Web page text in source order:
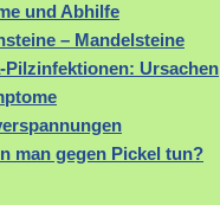
und Abhilfe
– Mandelsteine
Pilzinfektionen: Ursachen
man gegen Pickel tun?